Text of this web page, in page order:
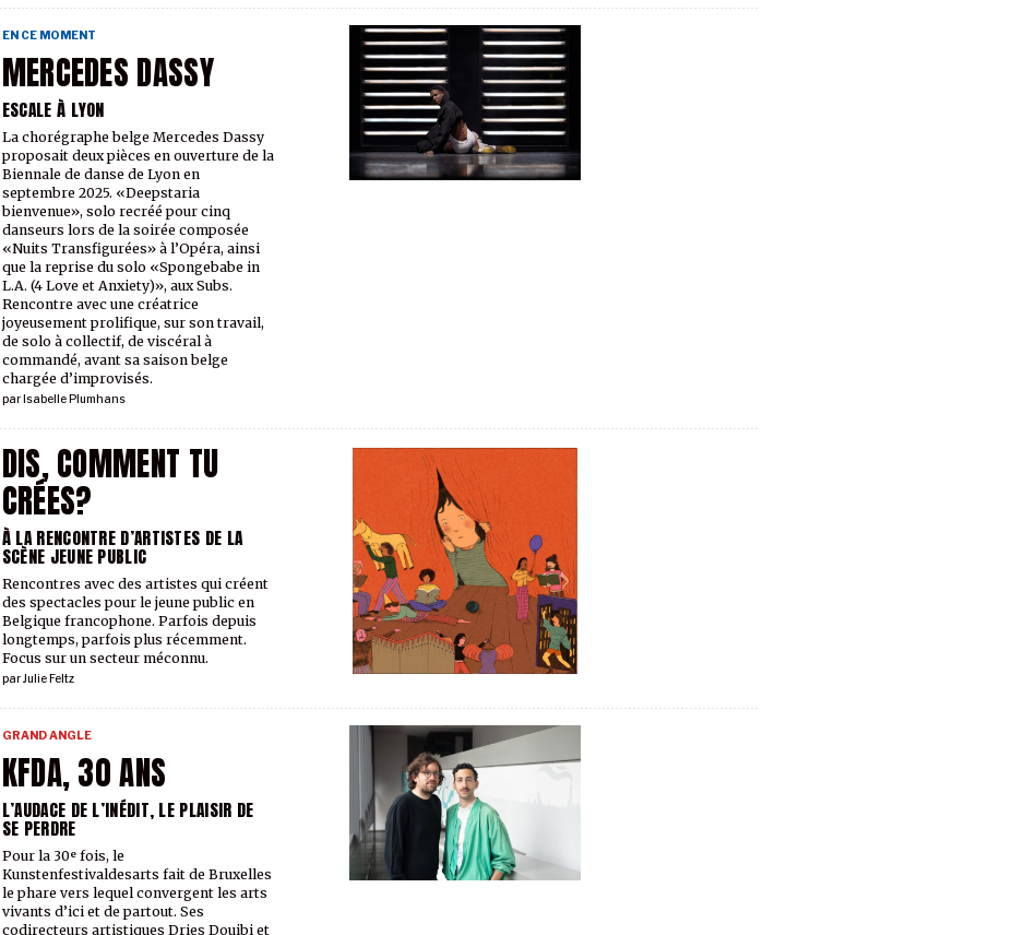
MERCEDES DASSY
ESCALE À LYON
EN CE MOMENT
par Isabelle Plumhans
La chorégraphe belge Mercedes Dassy
proposait deux pièces en ouverture de la
Biennale de danse de Lyon en
septembre 2025. «Deepstaria
bienvenue», solo recréé pour cinq
danseurs lors de la soirée composée
«Nuits Transfigurées» à l’Opéra, ainsi
que la reprise du solo «Spongebabe in
L.A. (4 Love et Anxiety)», aux Subs.
Rencontre avec une créatrice
joyeusement prolifique, sur son travail,
de solo à collectif, de viscéral à
commandé, avant sa saison belge
chargée d’improvisés.
DIS, COMMENT TU
CRÉES?
À LA RENCONTRE D’ARTISTES DE LA
SCÈNE JEUNE PUBLIC
parJulie Feltz
Rencontres avec des artistes qui créent
des spectacles pour le jeune public en
Belgique francophone. Parfois depuis
longtemps, parfois plus récemment.
Focus sur un secteur méconnu.
KFDA, 30 ANS
L’AUDACE DE L’INÉDIT, LE PLAISIR DE
SE PERDRE
GRAND ANGLE
Pour la 30ᵉ fois, le
Kunstenfestivaldesarts fait de Bruxelles
le phare vers lequel convergent les arts
vivants d’ici et de partout. Ses
codirecteurs artistiques Dries Douibi et